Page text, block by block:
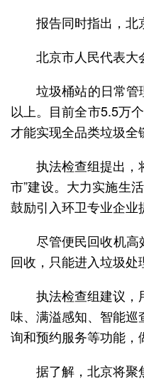
报告同时指出，北
北京市人民代表大
垃圾桶站的日常
以上。目前全市5.5万
才能实现全品类垃圾全
执法检查组提出，
市”建设。大力实施生
鼓励引入环卫专业企业
尽管便民回收机高
回收，只能进入垃圾处
执法检查组建议，
味、满溢感知、智能
询和预约服务等功能，
据了解，北京将